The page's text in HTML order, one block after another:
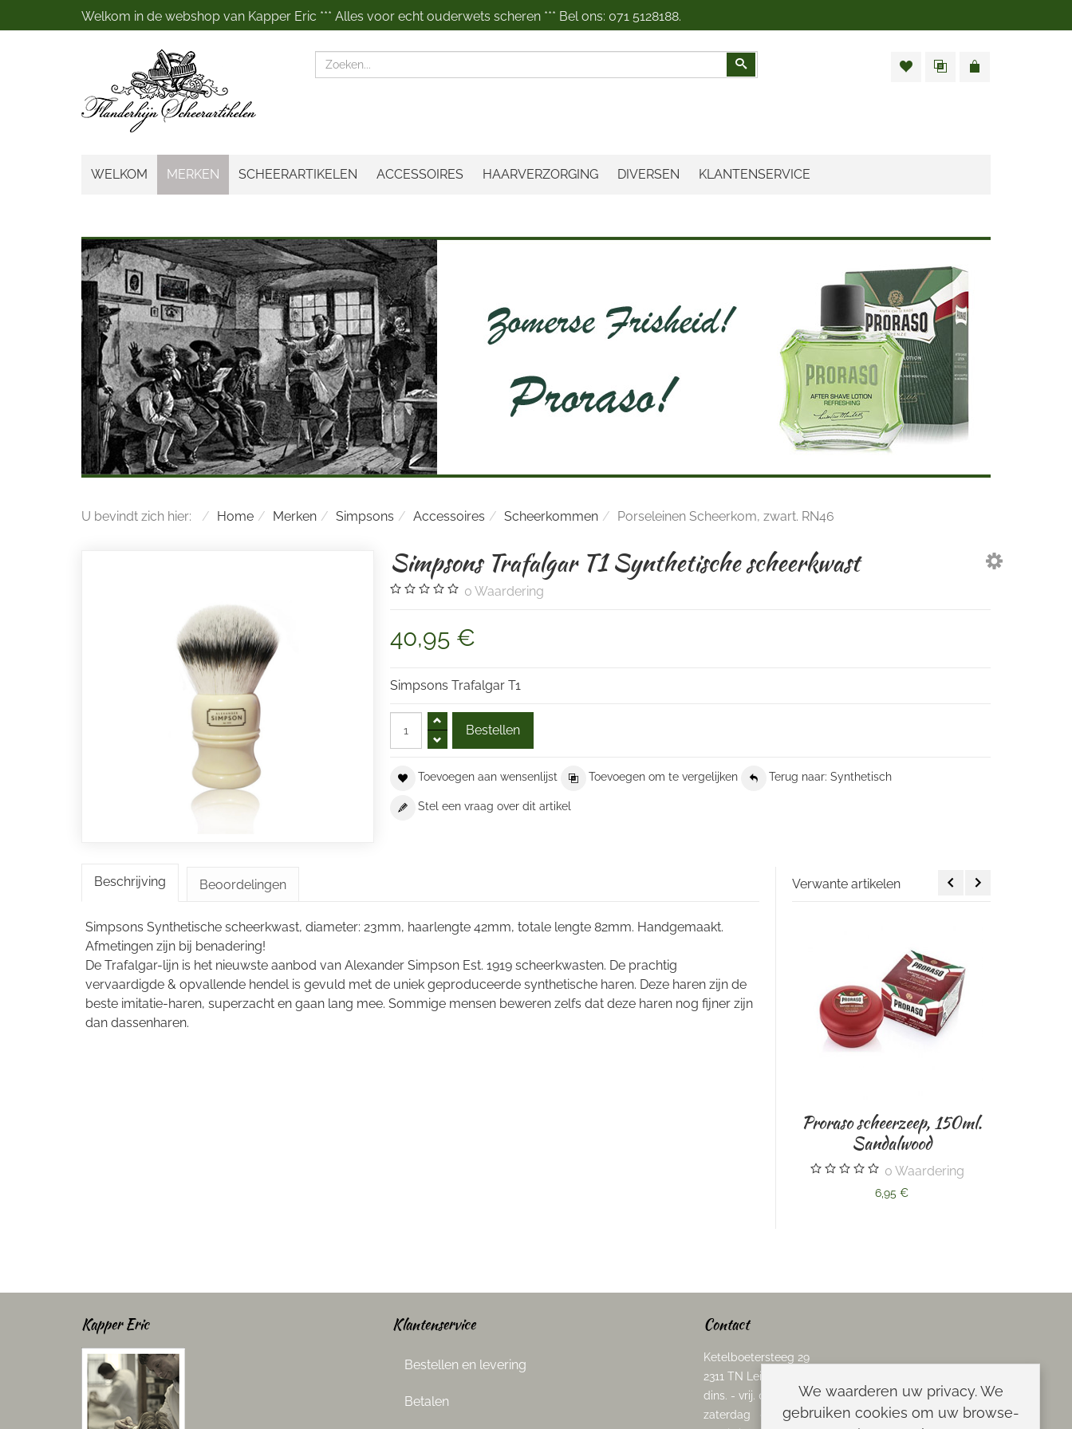
Welkom in de webshop van Kapper Eric *** Alles voor echt ouderwets scheren *** Bel ons: 071 5128188.
Zoeken
Zoeken
WELKOM MERKEN SCHEERARTIKELEN ACCESSOIRES HAARVERZORGING DIVERSEN KLANTENSERVICE
U bevindt zich hier: Home Merken Simpsons Accessoires Scheerkommen Porseleinen Scheerkom, zwart. RN46
Simpsons Trafalgar T1 Synthetische scheerkwast
0 Waardering
40,95 €
Simpsons Trafalgar T1
Toevoegen aan wensenlijst Toevoegen om te vergelijken Terug naar: Synthetisch
Stel een vraag over dit artikel
Beschrijving Beoordelingen
Simpsons Synthetische scheerkwast, diameter: 23mm, haarlengte 42mm, totale lengte 82mm. Handgemaakt.
Afmetingen zijn bij benadering!
De Trafalgar-lijn is het nieuwste aanbod van Alexander Simpson Est. 1919 scheerkwasten. De prachtig
vervaardigde & opvallende hendel is gevuld met de uniek geproduceerde synthetische haren. Deze haren zijn de
beste imitatie-haren, superzacht en gaan lang mee. Sommige mensen beweren zelfs dat deze haren nog fijner zijn
dan dassenharen.
Verwante artikelen
Proraso scheerzeep, 150ml.
Waardering
Taylor of Old Bond
After-Shave.
Kapper Eric Klantenservice
Bestellen en levering
Betalen
Contact
Ketelboetersteeg 29
2311 TN Leiden
dins. - vrij. 08.00 - 17.00 uur
zaterdag 08.00 - 13.00 uur
We waarderen uw privacy. We
gebruiken cookies om uw browse-